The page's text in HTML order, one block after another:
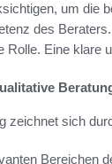
um die
des
Rolle. Eine klare
zeichnet sich
Bereichen